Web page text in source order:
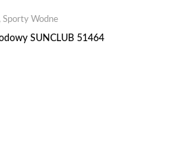
, Sporty Wodne
SUNCLUB 51464